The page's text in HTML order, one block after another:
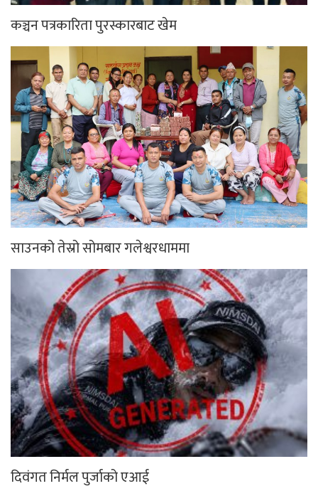
कञ्चन पत्रकारिता पुरस्कारबाट खेम
साउनको तेस्रो सोमबार गलेश्वरधाममा
दिवंगत निर्मल पुर्जाको एआई